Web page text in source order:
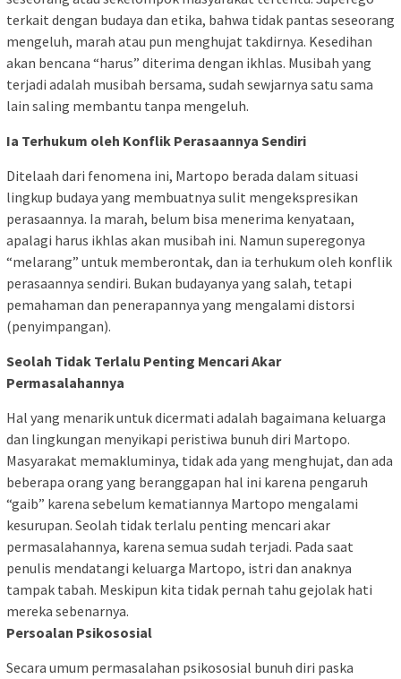
terkait dengan budaya dan etika, bahwa tidak pantas seseorang
mengeluh, marah atau pun menghujat takdirnya. Kesedihan
akan bencana “harus” diterima dengan ikhlas. Musibah yang
terjadi adalah musibah bersama, sudah sewjarnya satu sama
lain saling membantu tanpa mengeluh.
Ia Terhukum oleh Konflik Perasaannya Sendiri
Ditelaah dari fenomena ini, Martopo berada dalam situasi
lingkup budaya yang membuatnya sulit mengekspresikan
perasaannya. Ia marah, belum bisa menerima kenyataan,
apalagi harus ikhlas akan musibah ini. Namun superegonya
“melarang” untuk memberontak, dan ia terhukum oleh konflik
perasaannya sendiri. Bukan budayanya yang salah, tetapi
pemahaman dan penerapannya yang mengalami distorsi
(penyimpangan).
Seolah Tidak Terlalu Penting Mencari Akar
Permasalahannya
Hal yang menarik untuk dicermati adalah bagaimana keluarga
dan lingkungan menyikapi peristiwa bunuh diri Martopo.
Masyarakat memakluminya, tidak ada yang menghujat, dan ada
beberapa orang yang beranggapan hal ini karena pengaruh
“gaib” karena sebelum kematiannya Martopo mengalami
kesurupan. Seolah tidak terlalu penting mencari akar
permasalahannya, karena semua sudah terjadi. Pada saat
penulis mendatangi keluarga Martopo, istri dan anaknya
tampak tabah. Meskipun kita tidak pernah tahu gejolak hati
mereka sebenarnya.
Persoalan Psikososial
Secara umum permasalahan psikososial bunuh diri paska